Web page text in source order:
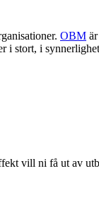
OBM
i stort, i
vill ni få ut av